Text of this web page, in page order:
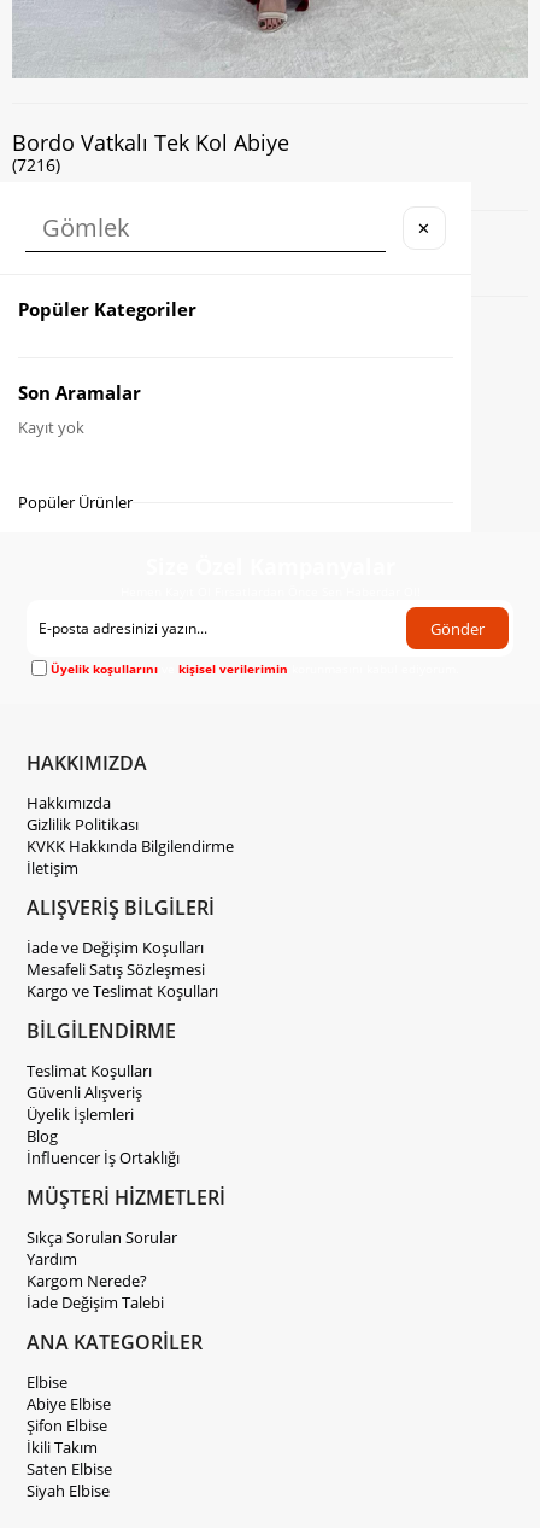
Bordo Vatkalı Tek Kol Abiye
(7216)
Kapıda Nakit veya Kart ile Ödeme İmkanı
Karşılaştır
Fiyat Düşünce Haber Ver
Gönder
Üyelik koşullarını vekişisel verilerimin
HAKKIMIZDA
Hakkımızda
Gizlilik Politikası
KVKK Hakkında Bilgilendirme
İletişim
ALIŞVERİŞ BİLGİLERİ
İade ve Değişim Koşulları
Mesafeli Satış Sözleşmesi
Kargo ve Teslimat Koşulları
BİLGİLENDİRME
Teslimat Koşulları
Güvenli Alışveriş
Üyelik İşlemleri
Blog
İnfluencer İş Ortaklığı
MÜŞTERİ HİZMETLERİ
Sıkça Sorulan Sorular
Yardım
Kargom Nerede?
İade Değişim Talebi
ANA KATEGORİLER
Elbise
Abiye Elbise
Şifon Elbise
İkili Takım
Saten Elbise
Siyah Elbise
✕
Popüler Kategoriler
Son Aramalar
Kayıt yok
Popüler Ürünler